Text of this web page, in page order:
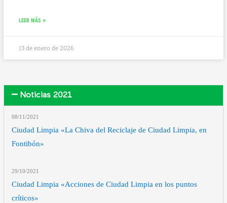
LEER MÁS »
13 de enero de 2026
Noticias 2021
08/11/2021
Ciudad Limpia «La Chiva del Reciclaje de Ciudad Limpia, en
Fontibón»
29/10/2021
Ciudad Limpia «Acciones de Ciudad Limpia en los puntos
críticos»